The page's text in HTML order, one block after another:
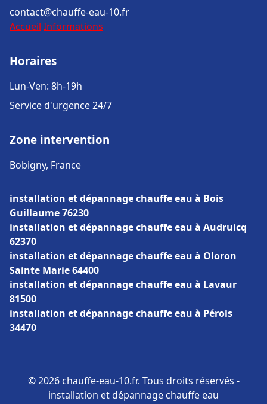
contact@chauffe-eau-10.fr
Accueil Informations
Horaires
Lun-Ven: 8h-19h
Service d'urgence 24/7
Zone intervention
Bobigny, France
installation et dépannage chauffe eau à Bois
Guillaume 76230
installation et dépannage chauffe eau à Audruicq
62370
installation et dépannage chauffe eau à Oloron
Sainte Marie 64400
installation et dépannage chauffe eau à Lavaur
81500
installation et dépannage chauffe eau à Pérols
34470
© 2026 chauffe-eau-10.fr. Tous droits réservés -
installation et dépannage chauffe eau